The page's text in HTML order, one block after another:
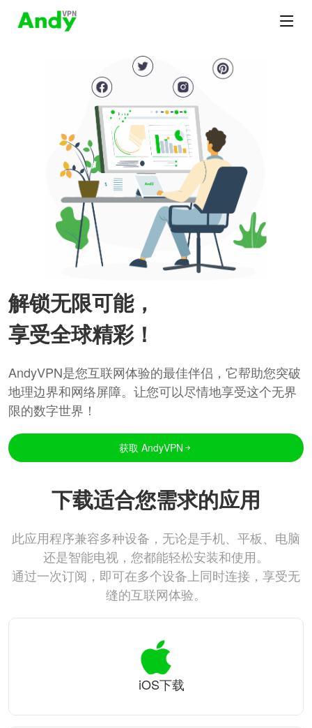
解锁无限可能，
享受全球精彩！
AndyVPN是您互联网体验的最佳伴侣，它帮助您突破
地理边界和网络屏障。让您可以尽情地享受这个无界
限的数字世界！
获取 AndyVPN
下载适合您需求的应用
此应用程序兼容多种设备，无论是手机、平板、电脑
还是智能电视，您都能轻松安装和使用。
通过一次订阅，即可在多个设备上同时连接，享受无
缝的互联网体验。
iOS下载